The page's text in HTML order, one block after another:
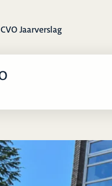
CVO Jaarverslag